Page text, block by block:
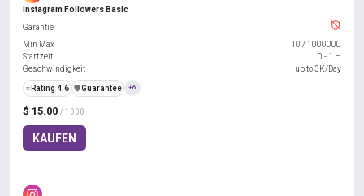
Instagram Followers Basic
$ 15.00 / 1000
KAUFEN
Garantie
Min Max
10 / 1000000
Startzeit
0 - 1 H
Geschwindigkeit
up to 3K/Day
⭐ Rating 4.6 ️🛡️Guarantee +6